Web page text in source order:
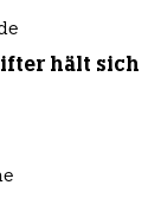
hält sich